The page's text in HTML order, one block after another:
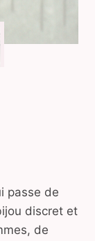
passe de
discret et
de